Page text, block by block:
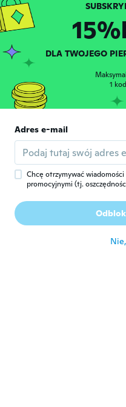
Shawn
Love it.
około 3 roku temu
A
Goed spul
prima
około 3 roku temu
M Matthew
Rok dołączenia
Wrong color
DLA TWOJEGO
1
Adres e-mail
Chcę otrzymywać
promocyjnymi (tj.